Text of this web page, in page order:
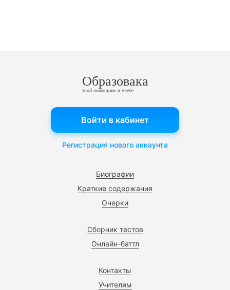
Образовака
твой помощник в учебе
Биографии
Краткие содержания
Очерки
Сборник тестов
Онлайн-баттл
Контакты
Учителям
Войти в кабинет
Регистрация нового аккаунта